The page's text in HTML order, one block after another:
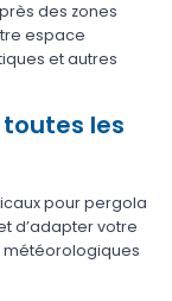
des zones
espace
et autres
les
pour pergola
d’adapter votre
météorologiques